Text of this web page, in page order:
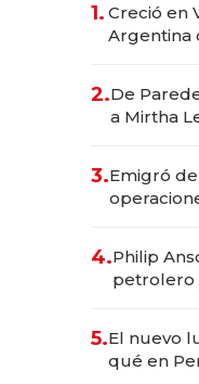
1. Creció en
Argentina
las
2.De
a Mirtha
3.Emigró
4.Philip
petrolero
Fénix
5.El nuevo
qué en